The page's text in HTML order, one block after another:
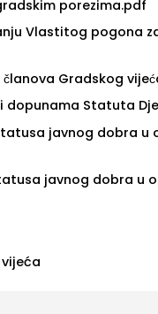
porezima.pdf
Vlastitog pogona
Gradskog
dopunama Statuta
javnog dobra u
javnog dobra u